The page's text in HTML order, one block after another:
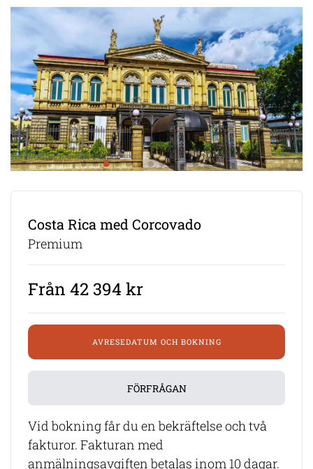
Costa Rica med Corcovado
Premium
Från 42 394 kr
AVRESEDATUM OCH BOKNING
FÖRFRÅGAN
Vid bokning får du en bekräftelse och två
fakturor. Fakturan med
anmälningsavgiften betalas inom 10 dagar.